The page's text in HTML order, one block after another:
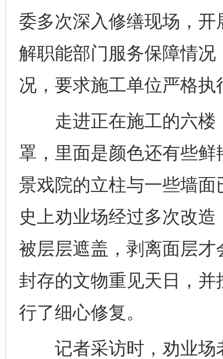
委多次深入修缮现场，
解职能部门服务保障情
况，要求施工单位严格
走进正在施工的六楼
罩，里面是颜色还有些
景戏院的立柱与一些墙
史上劝业场经过多次改
被层层遮盖，剥离面层
封存的文物重见天日，并
行了细心修复。
记者采访时，劝业场